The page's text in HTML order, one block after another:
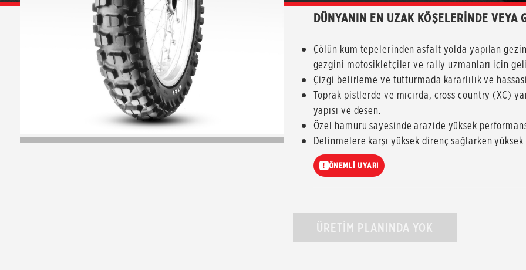
DÜNYANIN EN UZAK KÖŞELERİNDE VEYA
Çölün kum tepelerinden asfalt yolda yapılan
gezgini motosikletçiler ve rally uzmanları için
Çizgi belirleme ve tutturmada kararlılık ve
Toprak pistlerde ve mıcırda, cross country (XC)
yapısı ve desen.
Özel hamuru sayesinde arazide yüksek
Delinmelere karşı yüksek direnç sağlarken
! ÖNEMLİ UYARI
ÜRETİM PLANINDA YOK